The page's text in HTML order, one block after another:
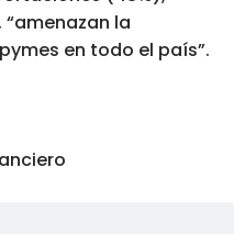
“amenazan la
en todo el país”.